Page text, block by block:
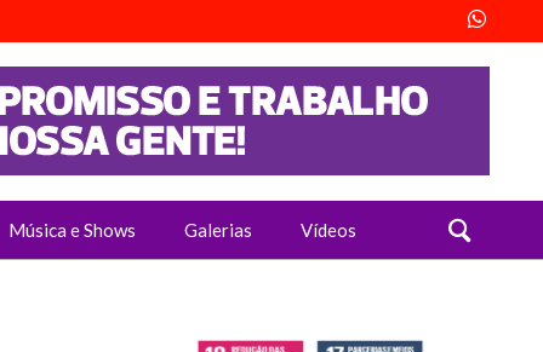
Música e Shows Galerias Vídeos